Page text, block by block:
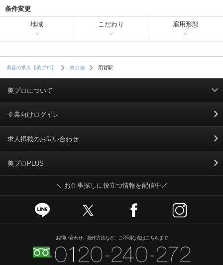
条件変更
地域 こだわり 雇用形態
美容の求人【美プロ】 東京都 用賀駅
美プロについて
利用規約
掲載規約
個人情報保護ポリシー
個人情報のお取り扱いについて
Cookieポリシー
企業向けログイン
求人掲載のお問い合わせ
美プロPLUS
＼ お仕事探しに役立つ情報を配信中／
お問い合わせ、操作方法など、ご不明な点はこちらまで